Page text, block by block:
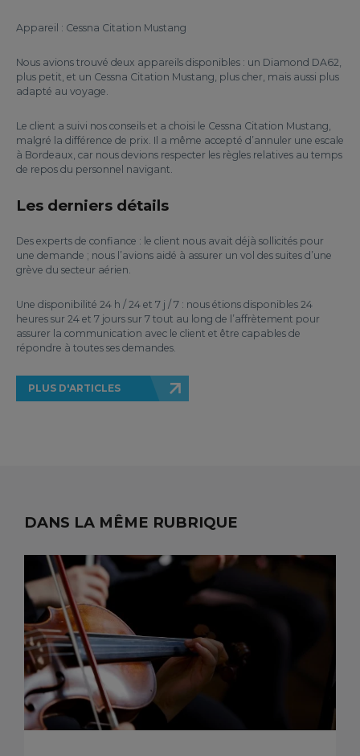
Appareil : Cessna Citation Mustang
Nous avions trouvé deux appareils disponibles : un Diamond DA62,
plus petit, et un Cessna Citation Mustang, plus cher, mais aussi plus
adapté au voyage.
Le client a suivi nos conseils et a choisi le Cessna Citation Mustang,
malgré la différence de prix. Il a même accepté d’annuler une escale
à Bordeaux, car nous devions respecter les règles relatives au temps
de repos du personnel navigant.
Les derniers détails
Des experts de confiance : le client nous avait déjà sollicités pour
une demande ; nous l’avions aidé à assurer un vol des suites d’une
grève du secteur aérien.
Une disponibilité 24 h / 24 et 7 j / 7 : nous étions disponibles 24
heures sur 24 et 7 jours sur 7 tout au long de l’affrètement pour
assurer la communication avec le client et être capables de
répondre à toutes ses demandes.
PLUS D'ARTICLES
DANS LA MÊME RUBRIQUE